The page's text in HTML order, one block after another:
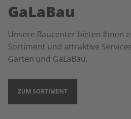
GaLaBau
Unsere Baucenter bieten Ihnen
Sortiment und attraktive
Garten und GaLaBau.
ZUM SORTIMENT